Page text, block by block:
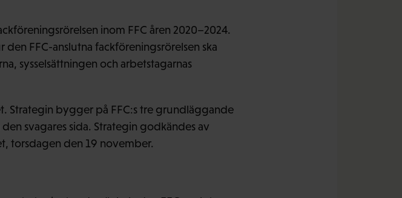
inom FFC åren 2020–2024.
FFC-anslutna fackföreningsrörelsen ska
sysselsättningen och arbetstagarnas
Strategin bygger på FFC:s tre grundläggande
svagares sida. Strategin godkändes av
torsdagen den 19 november.